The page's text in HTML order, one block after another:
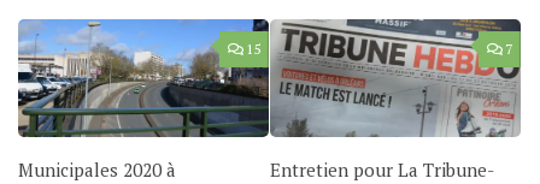
15
Municipales 2020 à
7
Entretien pour La Tribune-